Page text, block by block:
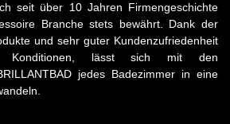
seit über 10 Jahren Firmengeschichte
Branche stets bewährt. Dank der
und sehr guter Kundenzufriedenheit
Konditionen, lässt sich mit den
jedes Badezimmer in eine